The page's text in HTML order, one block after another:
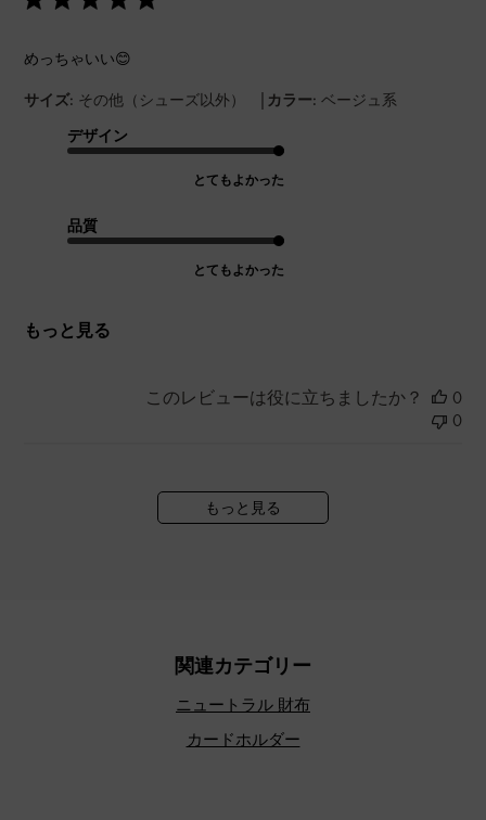
めっちゃいい😊
サイズ: その他（シューズ以外） | カラー: ベージュ系
デザイン
とてもよかった
品質
とてもよかった
もっと見る
このレビューは役に立ちましたか？
0
0
もっと見る
関連カテゴリー
ニュートラル 財布
カードホルダー